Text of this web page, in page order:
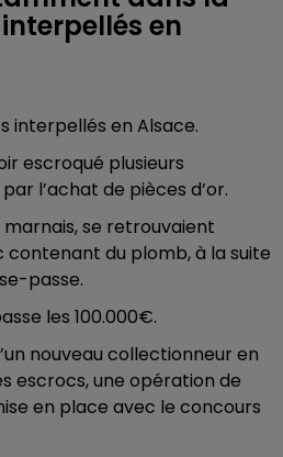
en
interpellés en Alsace.
escroqué plusieurs
l’achat de pièces d’or.
se retrouvaient
du plomb, à la suite
passe.
les 100.000€.
nouveau collectionneur en
escrocs, une opération de
en place avec le concours